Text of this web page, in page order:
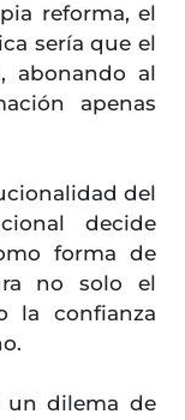
reforma, el
sería que el
abonando al
apenas
del
decide
forma de
no solo el
la confianza
un dilema de